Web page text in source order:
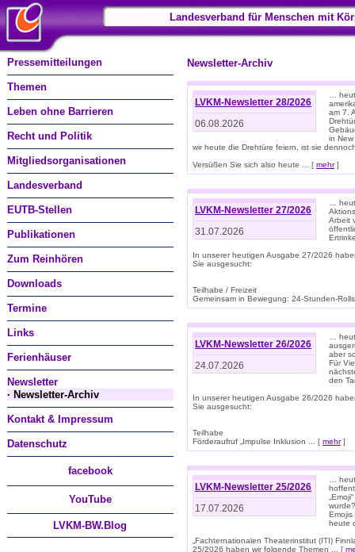
Landesverband für Menschen mit
Pressemitteilungen
Themen
Leben ohne Barrieren
Recht und Politik
Mitgliedsorganisationen
Landesverband
EUTB-Stellen
Publikationen
Zum Reinhören
Downloads
Termine
Links
Ferienhäuser
Newsletter
· Newsletter-Archiv
Kontakt & Impressum
Datenschutz
facebook
YouTube
LVKM-BW.Blog
Newsletter-Archiv
LVKM-Newsletter 28/2026
06.08.2026
…
am 7.
in
wir heute die Drehtüre feiern, ist sie
Versüßen Sie sich also heute ... [ mehr]
LVKM-Newsletter 27/2026
31.07.2026
…
Arbeit
In unserer heutigen Ausgabe 27/2026
Sie ausgesucht:
Teilhabe / Freizeit
Gemeinsam in Bewegung: 24-Stunden-
LVKM-Newsletter 26/2026
24.07.2026
…
aber
Für
den
In unserer heutigen Ausgabe 26/2026
Sie ausgesucht:
Teilhabe
Förderaufruf „Impulse Inklusion ... [ mehr]
LVKM-Newsletter 25/2026
17.07.2026
…
Emojis
heute
„Fachternationalen Theaterinstitut (ITI)
25/2026 haben wir folgende Themen ... [